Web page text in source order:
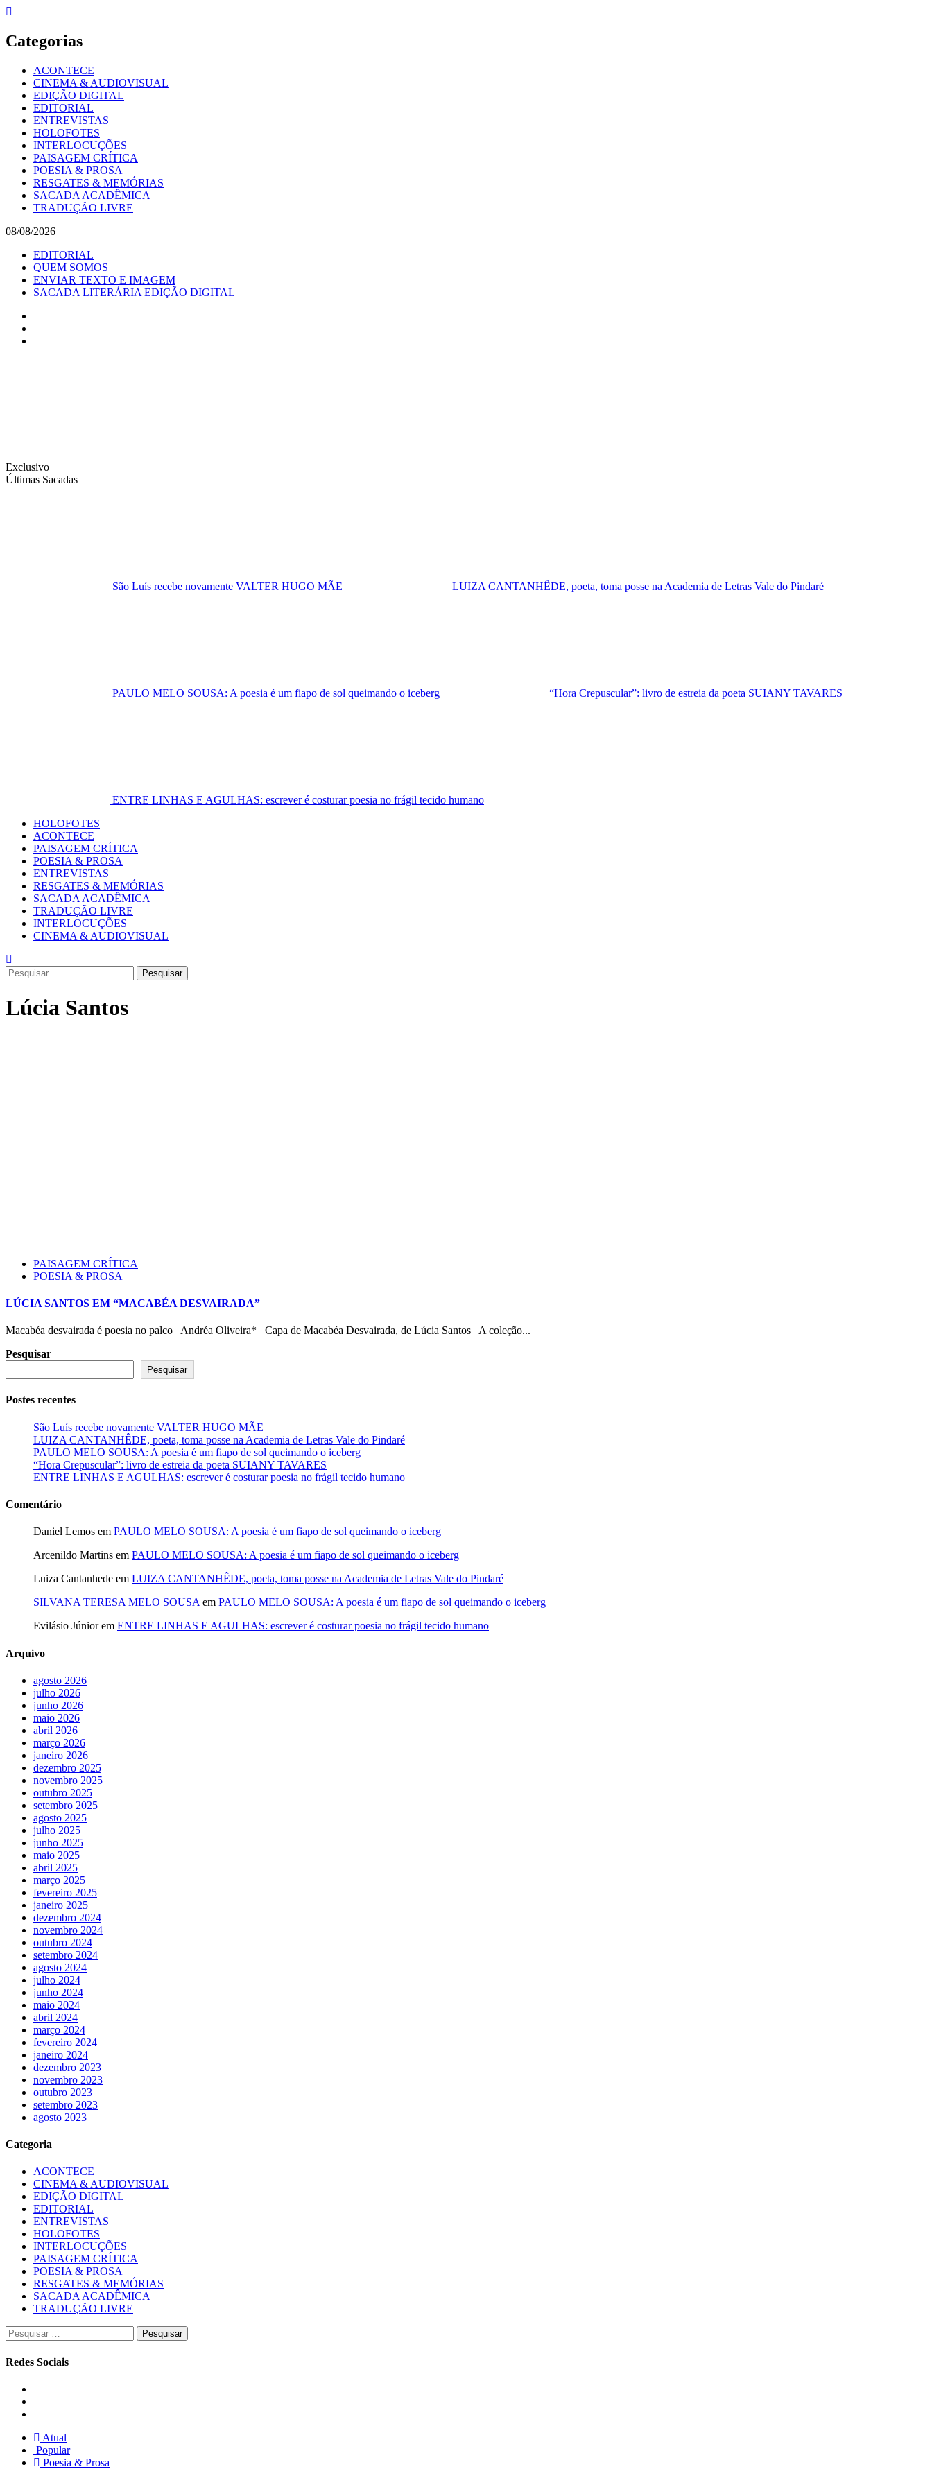
Skip
content
Categorias
ACONTECE
CINEMA & AUDIOVISUAL
EDIÇÃO DIGITAL
EDITORIAL
ENTREVISTAS
HOLOFOTES
INTERLOCUÇÕES
PAISAGEM CRÍTICA
POESIA & PROSA
RESGATES & MEMÓRIAS
SACADA ACADÊMICA
TRADUÇÃO LIVRE
08/08/2026
EDITORIAL
QUEM SOMOS
ENVIAR TEXTO E IMAGEM
SACADA LITERÁRIA EDIÇÃO DIGITAL
Exclusivo
Últimas Sacadas
São Luís recebe novamente VALTER HUGO MÃE LUIZA CANTANHÊDE, poeta, toma posse na Academia de Letras Vale do Pindaré
PAULO MELO SOUSA: A poesia é um fiapo de sol queimando o iceberg “Hora Crepuscular”: livro de estreia da poeta SUIANY TAVARES
ENTRE LINHAS E AGULHAS: escrever é costurar poesia no frágil tecido humano
Primary
Menu
HOLOFOTES
ACONTECE
PAISAGEM CRÍTICA
POESIA & PROSA
ENTREVISTAS
RESGATES & MEMÓRIAS
SACADA ACADÊMICA
TRADUÇÃO LIVRE
INTERLOCUÇÕES
CINEMA & AUDIOVISUAL
Pesquisar
por:
Lúcia Santos
PAISAGEM CRÍTICA
POESIA & PROSA
LÚCIA SANTOS EM “MACABÉA DESVAIRADA”
Macabéa desvairada é poesia no palco Andréa Oliveira* Capa de Macabéa Desvairada, de Lúcia Santos A coleção...
Pesquisar
Pesquisar
Postes recentes
São Luís recebe novamente VALTER HUGO MÃE
LUIZA CANTANHÊDE, poeta, toma posse na Academia de Letras Vale do Pindaré
PAULO MELO SOUSA: A poesia é um fiapo de sol queimando o iceberg
“Hora Crepuscular”: livro de estreia da poeta SUIANY TAVARES
ENTRE LINHAS E AGULHAS: escrever é costurar poesia no frágil tecido humano
Comentário
Daniel Lemos em PAULO MELO SOUSA: A poesia é um fiapo de sol queimando o iceberg
Arcenildo Martins em PAULO MELO SOUSA: A poesia é um fiapo de sol queimando o iceberg
Luiza Cantanhede em LUIZA CANTANHÊDE, poeta, toma posse na Academia de Letras Vale do Pindaré
SILVANA TERESA MELO SOUSA em PAULO MELO SOUSA: A poesia é um fiapo de sol queimando o iceberg
Evilásio Júniorem ENTRE LINHAS E AGULHAS: escrever é costurar poesia no frágil tecido humano
Arquivo
agosto 2026
julho 2026
junho 2026
maio 2026
abril 2026
março 2026
janeiro 2026
dezembro 2025
novembro 2025
outubro 2025
setembro 2025
agosto 2025
julho 2025
junho 2025
maio 2025
abril 2025
março 2025
fevereiro 2025
janeiro 2025
dezembro 2024
novembro 2024
outubro 2024
setembro 2024
agosto 2024
julho 2024
junho 2024
maio 2024
abril 2024
março 2024
fevereiro 2024
janeiro 2024
dezembro 2023
novembro 2023
outubro 2023
setembro 2023
agosto 2023
Categoria
ACONTECE
CINEMA & AUDIOVISUAL
EDIÇÃO DIGITAL
EDITORIAL
ENTREVISTAS
HOLOFOTES
INTERLOCUÇÕES
PAISAGEM CRÍTICA
POESIA & PROSA
RESGATES & MEMÓRIAS
SACADA ACADÊMICA
TRADUÇÃO LIVRE
Pesquisar
por:
Redes Sociais
Atual
Popular
Poesia & Prosa